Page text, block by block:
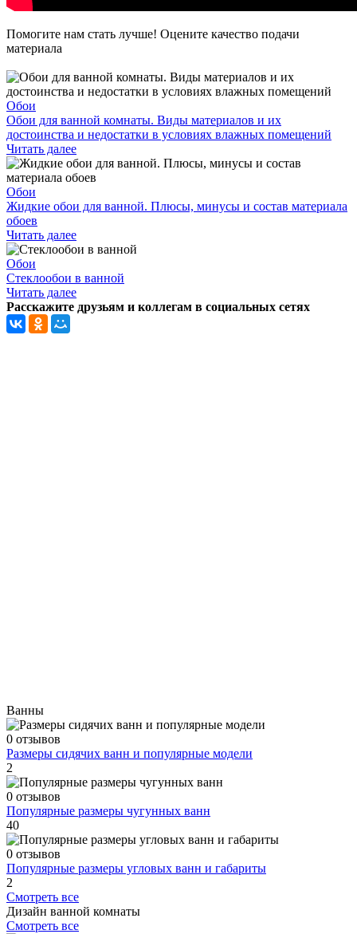
Помогите нам стать лучше! Оцените качество подачи
материала
Обои
Обои для ванной комнаты. Виды материалов и их
достоинства и недостатки в условиях влажных помещений
Читать далее
Обои
Жидкие обои для ванной. Плюсы, минусы и состав материала
обоев
Читать далее
Обои
Стеклообои в ванной
Читать далее
Расскажите друзьям и коллегам в социальных сетях
Ванны
0 отзывов
Размеры сидячих ванн и популярные модели
2
0 отзывов
Популярные размеры чугунных ванн
40
0 отзывов
Популярные размеры угловых ванн и габариты
2
Смотреть все
Дизайн ванной комнаты
Смотреть все